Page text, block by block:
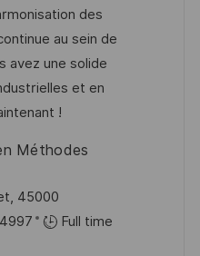
’
a
f
f
i
h
g
o
r
i
e
des
au sein de
avez une solide
et en
!
Méthodes
45000
Full time